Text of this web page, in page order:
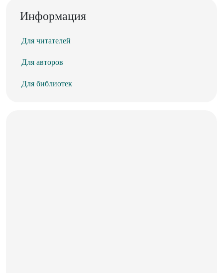
Информация
Для читателей
Для авторов
Для библиотек